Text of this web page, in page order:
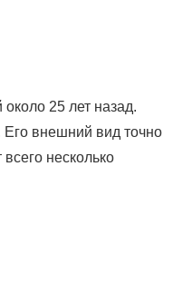
25 лет назад.
Его внешний вид точно
несколько